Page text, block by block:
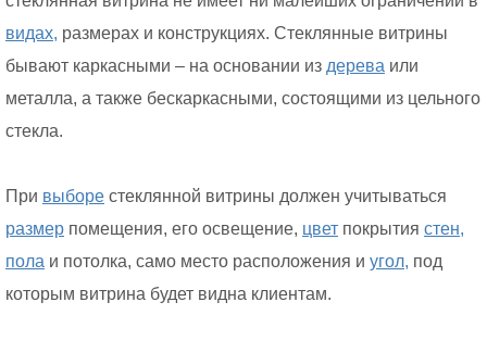
видах, размерах и конструкциях. Стеклянные витрины
бывают каркасными – на основании из дерева или
металла, а также бескаркасными, состоящими из цельного
стекла.
При выборе стеклянной витрины должен учитываться
размер помещения, его освещение, цвет покрытия стен,
пола и потолка, само место расположения и угол, под
которым витрина будет видна клиентам.